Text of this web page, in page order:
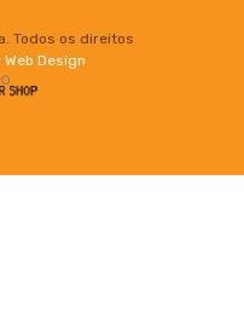
Todos os direitos
Web Design